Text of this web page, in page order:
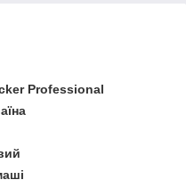
Professional